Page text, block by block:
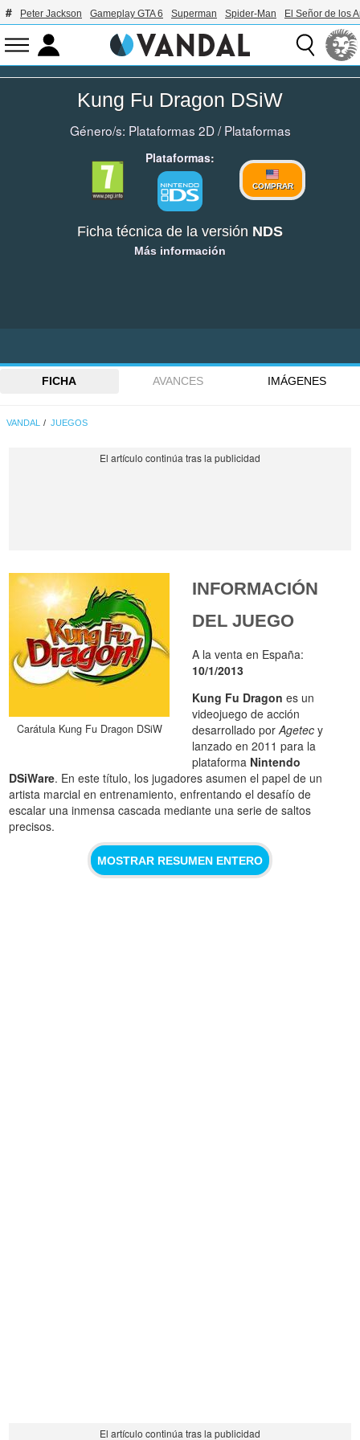
Peter Jackson Gameplay GTA 6 Superman Spider-Man El Señor de los
Kung Fu Dragon DSiW
Género/s: Plataformas 2D/Plataformas
Plataformas:
COMPRAR
Ficha técnica de la versión NDS
Más información
FICHA AVANCES IMÁGENES
VANDAL JUEGOS
Carátula Kung Fu Dragon DSiW
INFORMACIÓN
DEL JUEGO
A la venta en España:
10/1/2013
Kung Fu Dragon es un
videojuego de acción
desarrollado porAgetec y
lanzado en 2011 para la
plataforma Nintendo
DSiWare. En este título, los jugadores asumen el papel de un
artista marcial en entrenamiento, enfrentando el desafío de
escalar una inmensa cascada mediante una serie de saltos
precisos.
MOSTRAR RESUMEN ENTERO